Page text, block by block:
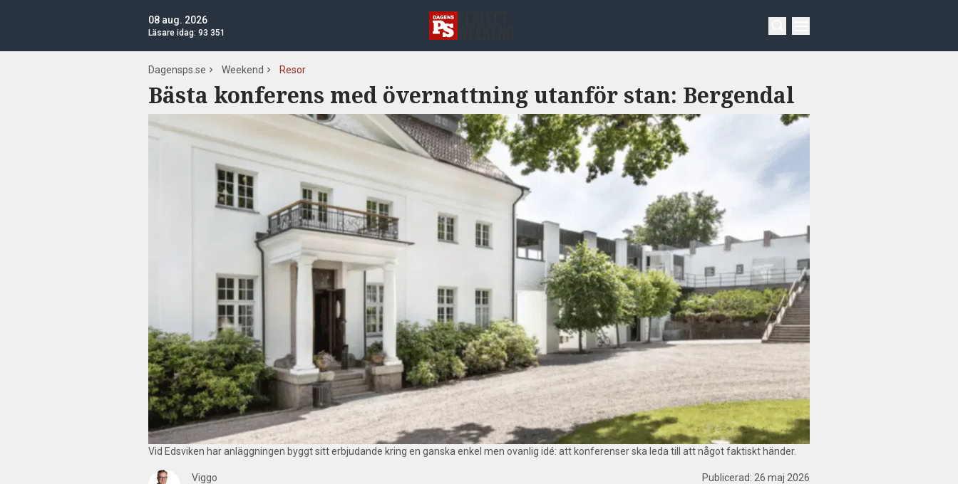
08 aug. 2026
Läsare idag: 93 351
Dagensps.se Weekend Resor
Bästa konferens med övernattning utanför stan: Bergendal
Vid Edsviken har anläggningen byggt sitt erbjudande kring en ganska enkel men ovanlig idé: att konferenser ska leda till att något faktiskt händer.
Viggo
Publicerad: 26 maj 2026